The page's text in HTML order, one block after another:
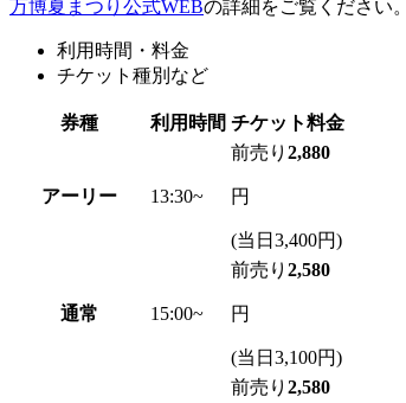
万博夏まつり公式WEBの詳細をご覧ください。
利用時間・料金
チケット種別など
券種 利用時間 チケット料金
アーリー 13:30~
前売り 2,880
円
(当日3,400円)
通常 15:00~
前売り 2,580
円
(当日3,100円)
前売り 2,580